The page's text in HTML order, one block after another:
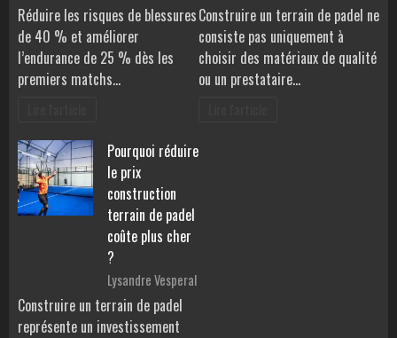
Réduire les risques de blessures
de 40 % et améliorer
l’endurance de 25 % dès les
premiers matchs…
Construire un terrain de padel ne
consiste pas uniquement à
choisir des matériaux de qualité
ou un prestataire…
Pourquoi réduire
le prix
construction
terrain de padel
coûte plus cher
?
Lysandre Vesperal
Construire un terrain de padel
représente un investissement